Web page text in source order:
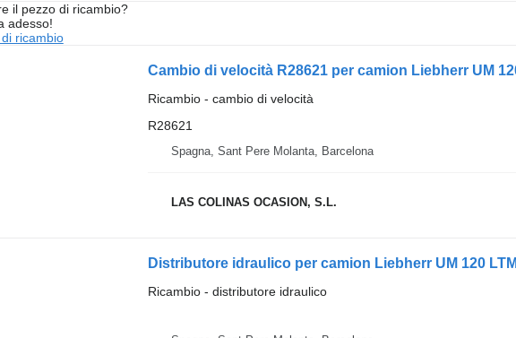
il pezzo di ricambio?
adesso!
ricambio
Cambio di velocità R28621 per camion Liebherr UM
Ricambio - cambio di velocità
R28621
Spagna, Sant Pere Molanta, Barcelona
LAS COLINAS OCASION, S.L.
Distributore idraulico per camion Liebherr UM 120
Ricambio - distributore idraulico